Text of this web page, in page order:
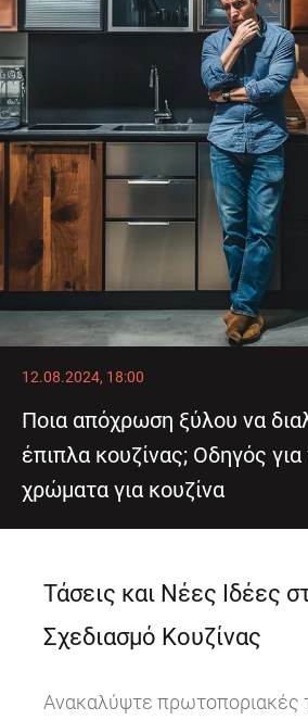
12.08.2024, 18:00
Ποια απόχρωση ξύλου να
έπιπλα κουζίνας; Οδηγός για
χρώματα για κουζίνα
Τάσεις και Νέες Ιδέες
Σχεδιασμό Κουζίνας
Ανακαλύψτε πρωτοποριακές